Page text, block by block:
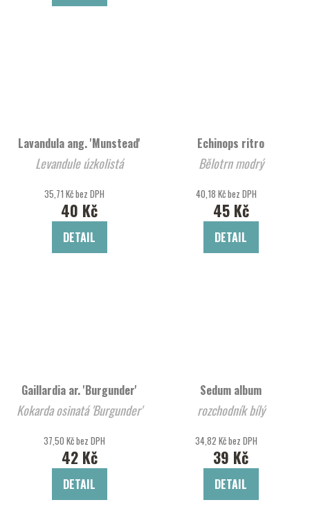
Lavandula ang. 'Munstead'
Levandule úzkolistá
35,71 Kč bez DPH
40 Kč
DETAIL
Echinops ritro
Bělotrn modrý
40,18 Kč bez DPH
45 Kč
DETAIL
Gaillardia ar. 'Burgunder'
Kokarda osinatá 'Burgunder'
37,50 Kč bez DPH
42 Kč
DETAIL
Sedum album
rozchodník bílý
34,82 Kč bez DPH
39 Kč
DETAIL